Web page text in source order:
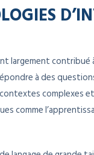
largement contribué
à des
complexes
comme